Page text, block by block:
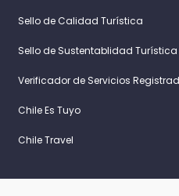
Sello de Calidad Turística
Sello de Sustentablidad Turística
Verificador de Servicios
Chile Es Tuyo
Chile Travel